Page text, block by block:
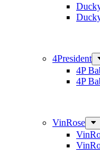
4President
4P
4P
VinRose